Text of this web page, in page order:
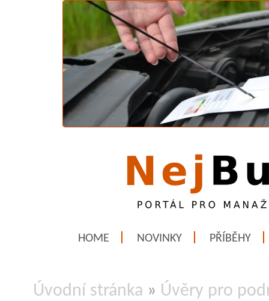
HOME NOVINKY PŘÍBĚHY
Úvodní stránka » Úvěry pro